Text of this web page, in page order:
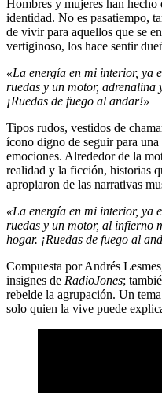
Hombres y mujeres han hecho
identidad. No es pasatiempo,
de vivir para aquellos que se
vertiginoso, los hace sentir
«La energía en mi interior, ya
ruedas y un motor, adrenalina
¡Ruedas de fuego al andar!»
Tipos rudos, vestidos de
ícono digno de seguir para
emociones. Alrededor de la
realidad y la ficción, historias
apropiaron de las narrativas
«La energía en mi interior, ya
ruedas y un motor, al infierno
hogar. ¡Ruedas de fuego al
Compuesta por Andrés
insignes de RadioJones;
rebelde la agrupación. Un
solo quien la vive puede